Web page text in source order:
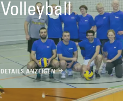
Volleyball
DETAILS ANZEIGEN